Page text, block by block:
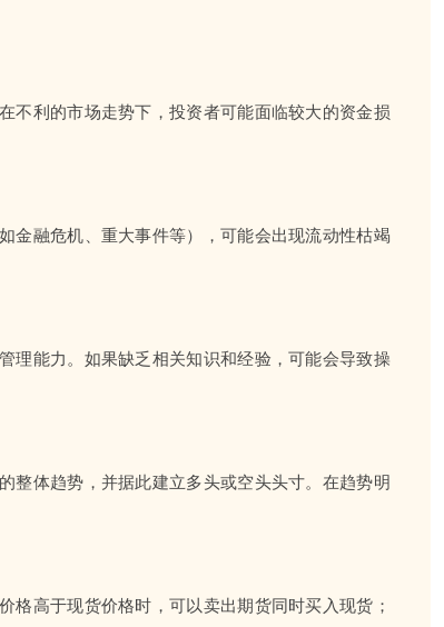
不利的市场走势下，投资者可能面临较大的资金损
金融危机、重大事件等），可能会出现流动性枯竭
理能力。如果缺乏相关知识和经验，可能会导致操
整体趋势，并据此建立多头或空头头寸。在趋势明
高于现货价格时，可以卖出期货同时买入现货；